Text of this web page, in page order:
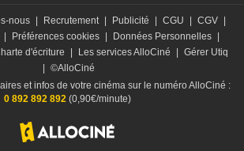
nous Recrutement Publicité CGU CGV
Préférences cookies Données Personnelles
d'écriture Les services AlloCiné
Gérer Utiq
©AlloCiné
et infos de votre cinéma sur le numéro AlloCiné :
0 892 892 892(0,90€/minute)